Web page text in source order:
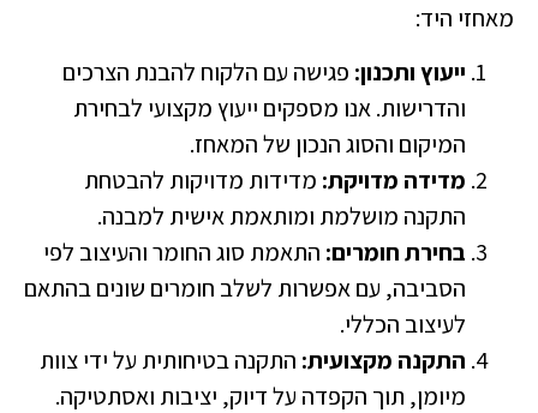
היד:
ייעוץ ותכנון:פגישה עם הלקוח להבנת הצרכים
והדרישות. אנו מספקים ייעוץ מקצועי לבחירת
המיקום והסוג הנכון של המאחז.
מדידה מדויקת:מדידות מדויקות להבטחת
התקנה מושלמת ומותאמת אישית למבנה.
בחירת חומרים:התאמת סוג החומר והעיצוב לפי
הסביבה, עם אפשרות לשלב חומרים שונים בהתאם
לעיצוב הכללי.
התקנה מקצועית:התקנה בטיחותית על ידי צוות
מיומן, תוך הקפדה על דיוק, יציבות ואסתטיקה.